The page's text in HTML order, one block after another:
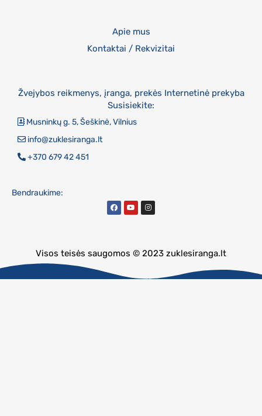
Apie mus
Kontaktai / Rekvizitai
Žvejybos reikmenys, įranga, prekės Internetinė prekyba
Susisiekite:
Musninkų g. 5, Šeškinė, Vilnius
info@zuklesiranga.lt
+370 679 42 451
Bendraukime:
Visos teisės saugomos © 2023 zuklesiranga.lt